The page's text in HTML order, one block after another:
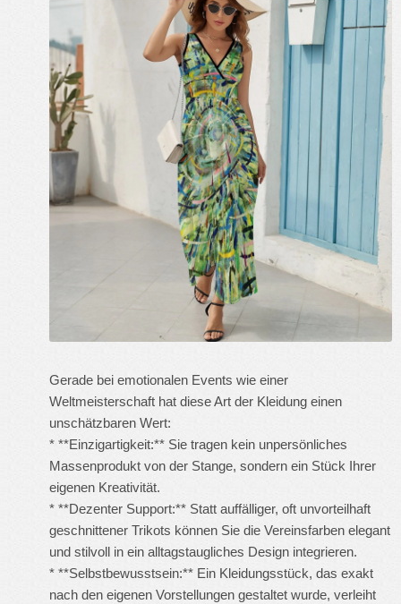
Gerade bei emotionalen Events wie einer
Weltmeisterschaft hat diese Art der Kleidung einen
unschätzbaren Wert:
* **Einzigartigkeit:** Sie tragen kein unpersönliches
Massenprodukt von der Stange, sondern ein Stück Ihrer
eigenen Kreativität.
* **Dezenter Support:** Statt auffälliger, oft unvorteilhaft
geschnittener Trikots können Sie die Vereinsfarben elegant
und stilvoll in ein alltagstaugliches Design integrieren.
* **Selbstbewusstsein:** Ein Kleidungsstück, das exakt
nach den eigenen Vorstellungen gestaltet wurde, verleiht